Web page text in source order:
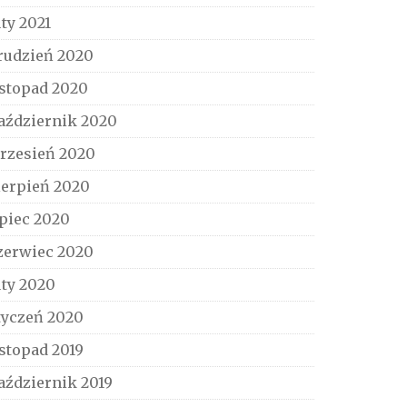
2021
2020
2020
2020
2020
2020
2020
2020
2020
2020
2019
2019